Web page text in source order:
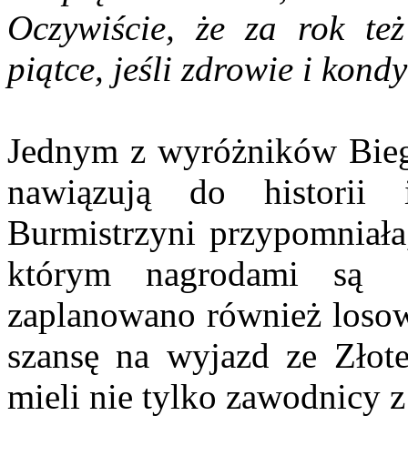
Oczywiście, że za rok
piątce, jeśli zdrowie i
Jednym z wyróżników
nawiązują do historii
Burmistrzyni
którym nagrodami są
zaplanowano również
szansę na wyjazd ze
mieli nie tylko zawodnicy